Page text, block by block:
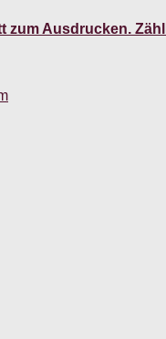
zum Ausdrucken.